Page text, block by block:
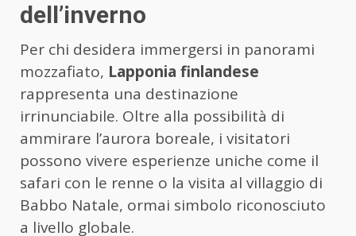
dell’inverno
Per chi desidera immergersi in panorami
mozzafiato, Lapponia finlandese
rappresenta una destinazione
irrinunciabile. Oltre alla possibilità di
ammirare l’aurora boreale, i visitatori
possono vivere esperienze uniche come il
safari con le renne o la visita al villaggio di
Babbo Natale, ormai simbolo riconosciuto
a livello globale.